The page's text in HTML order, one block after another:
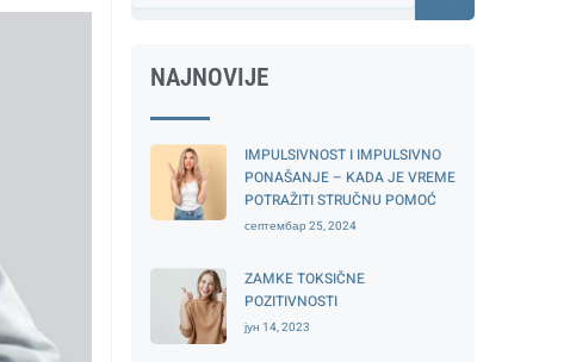
NAJNOVIJE
IMPULSIVNOST I IMPULSIVNO
PONAŠANJE – KADA JE VREME
POTRAŽITI STRUČNU POMOĆ
септембар 25, 2024
ZAMKE TOKSIČNE
POZITIVNOSTI
јун 14, 2023